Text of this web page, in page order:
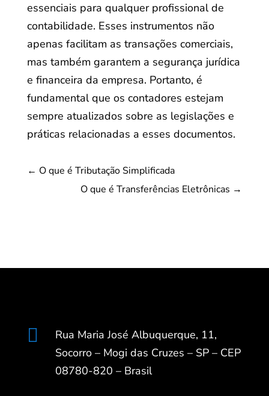
essenciais para qualquer profissional de
contabilidade. Esses instrumentos não
apenas facilitam as transações comerciais,
mas também garantem a segurança jurídica
e financeira da empresa. Portanto, é
fundamental que os contadores estejam
sempre atualizados sobre as legislações e
práticas relacionadas a esses documentos.
← O que é Tributação Simplificada
O que é Transferências Eletrônicas →

Rua Maria José Albuquerque, 11,
Socorro – Mogi das Cruzes – SP – CEP
08780-820 – Brasil